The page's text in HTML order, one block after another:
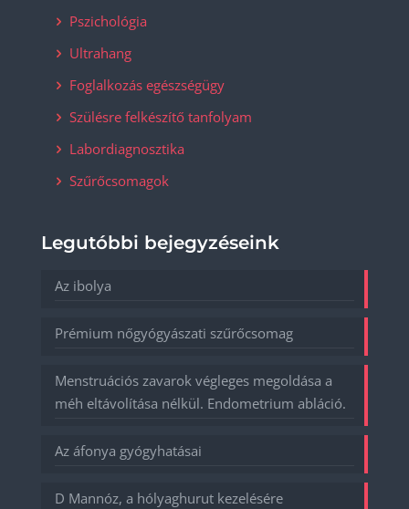
Pszichológia
Ultrahang
Foglalkozás egészségügy
Szülésre felkészítő tanfolyam
Labordiagnosztika
Szűrőcsomagok
Legutóbbi bejegyzéseink
Az ibolya
Prémium nőgyógyászati szűrőcsomag
Menstruációs zavarok végleges megoldása a
méh eltávolítása nélkül. Endometrium abláció.
Az áfonya gyógyhatásai
D Mannóz, a hólyaghurut kezelésére